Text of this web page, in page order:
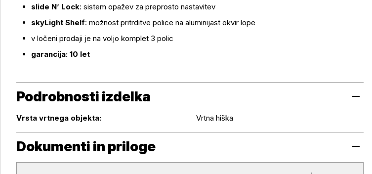
slide N’ Lock: sistem opažev za preprosto nastavitev
skyLight Shelf: možnost pritrditve police na aluminijast okvir lope
v ločeni prodaji je na voljo komplet 3 polic
garancija: 10 let
Podrobnosti izdelka
Podrobnosti izdelka
Vrsta vrtnega objekta: Vrtna hiška
Dokumenti in priloge